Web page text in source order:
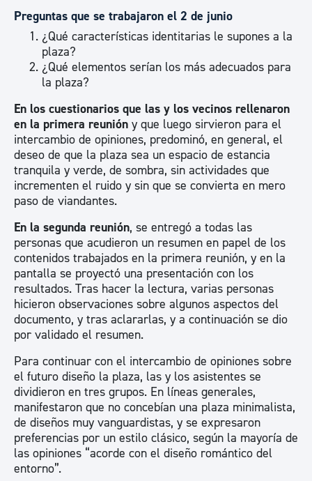
Preguntas que se trabajaron el 2 de junio
¿Qué características identitarias le supones a la
plaza?
¿Qué elementos serían los más adecuados para
la plaza?
En los cuestionarios que las y los vecinos rellenaron
en la primera reunión y que luego sirvieron para el
intercambio de opiniones, predominó, en general, el
deseo de que la plaza sea un espacio de estancia
tranquila y verde, de sombra, sin actividades que
incrementen el ruido y sin que se convierta en mero
paso de viandantes.
En la segunda reunión, se entregó a todas las
personas que acudieron un resumen en papel de los
contenidos trabajados en la primera reunión, y en la
pantalla se proyectó una presentación con los
resultados. Tras hacer la lectura, varias personas
hicieron observaciones sobre algunos aspectos del
documento, y tras aclararlas, y a continuación se dio
por validado el resumen.
Para continuar con el intercambio de opiniones sobre
el futuro diseño la plaza, las y los asistentes se
dividieron en tres grupos. En líneas generales,
manifestaron que no concebían una plaza minimalista,
de diseños muy vanguardistas, y se expresaron
preferencias por un estilo clásico, según la mayoría de
las opiniones “acorde con el diseño romántico del
entorno”.